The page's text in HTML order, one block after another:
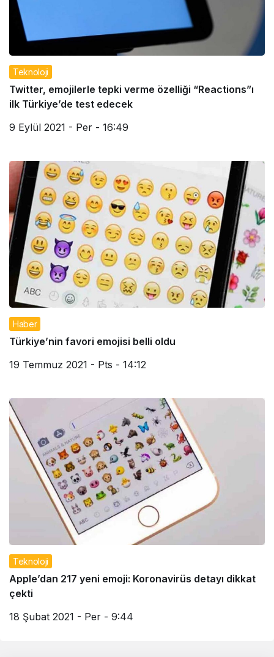
Teknoloji
Twitter, emojilerle tepki verme özelliği “Reactions”ı
ilk Türkiye’de test edecek
9 Eylül 2021 - Per - 16:49
Haber
Türkiye’nin favori emojisi belli oldu
19 Temmuz 2021 - Pts - 14:12
Teknoloji
Apple’dan 217 yeni emoji: Koronavirüs detayı dikkat
çekti
18 Şubat 2021 - Per - 9:44